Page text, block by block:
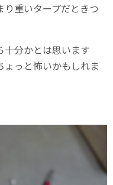
重いタープだときつ
十分かとは思います
っと怖いかもしれま